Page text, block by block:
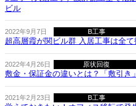
ビル
2022年9月7日 B工事
超高層霞が関ビル群 入居工事は全て
2022年4月26日 原状回復
敷金・保証金の違いとは？「敷引き
2021年2月23日 B工事